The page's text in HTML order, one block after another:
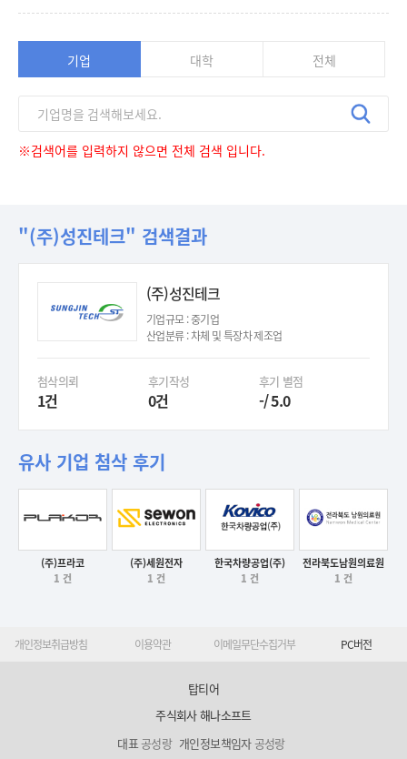
기업 대학 전체
※검색어를 입력하지 않으면 전체 검색 입니다.
"(주)성진테크" 검색결과
(주)성진테크
기업규모 : 중기업
산업분류 : 차체 및 특장차 제조업
첨삭의뢰
1건
후기작성
0건
후기 별점
-/ 5.0
유사 기업 첨삭 후기
후기보기
(주)프라코
1 건
후기보기
(주)세원전자
1 건
후기보기
한국차량공업(주)
1 건
후기보기
전라북도남원의료원
1 건
개인정보취급방침 이용약관 이메일무단수집거부 PC버전
탑티어
주식회사 해나소프트
대표공성랑 개인정보책임자공성랑